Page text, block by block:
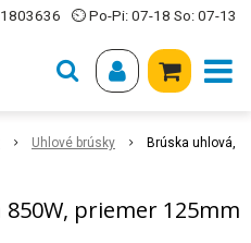
⏲ Po-Pi: 07-18 So: 07-13
Uhlové brúsky
Brúska uhlová,
priemer 125mm